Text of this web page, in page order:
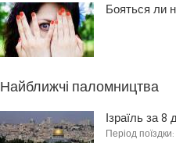
Бояться ли
Найближчі паломництва
Ізраїль за 8
Період